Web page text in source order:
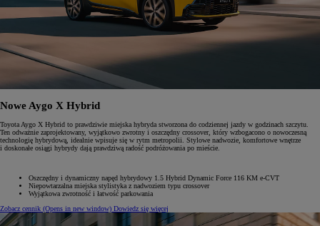
Nowe Aygo X Hybrid
Toyota Aygo X Hybrid to prawdziwie miejska hybryda stworzona do codziennej jazdy w godzinach szczytu.
Ten odważnie zaprojektowany, wyjątkowo zwrotny i oszczędny crossover, który wzbogacono o nowoczesną
technologię hybrydową, idealnie wpisuje się w rytm metropolii. Stylowe nadwozie, komfortowe wnętrze
i doskonałe osiągi hybrydy dają prawdziwą radość podróżowania po mieście.
Oszczędny i dynamiczny napęd hybrydowy 1.5 Hybrid Dynamic Force 116 KM e-CVT
Niepowtarzalna miejska stylistyka z nadwoziem typu crossover
Wyjątkowa zwrotność i łatwość parkowania
Zobacz cennik (Opens in new window) Dowiedz się więcej